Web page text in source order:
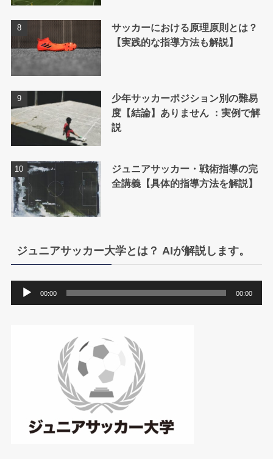
サッカーにおける原理原則とは？
【実践的な指導方法も解説】
少年サッカーポジション別の難易
度【結論】ありません ：実例で解
説
ジュニアサッカー・戦術指導の完
全講義【具体的指導方法を解説】
ジュニアサッカー大学とは？ AIが解説します。
声
00:00 00:00